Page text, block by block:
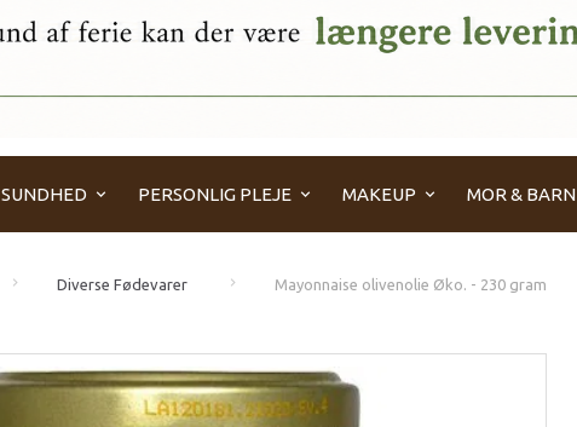
SUNDHED PERSONLIG PLEJE MAKEUP MOR & BARN
Diverse Fødevarer Mayonnaise olivenolie Øko. - 230 gram